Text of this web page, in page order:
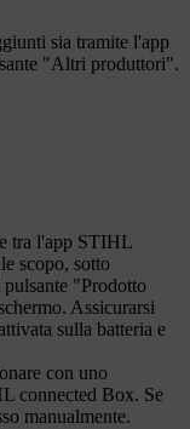
sia tramite l'app
"Altri produttori".
tra l'app STIHL
scopo, sotto
"Prodotto
Assicurarsi
sulla batteria e
con uno
connected Box. Se
manualmente.